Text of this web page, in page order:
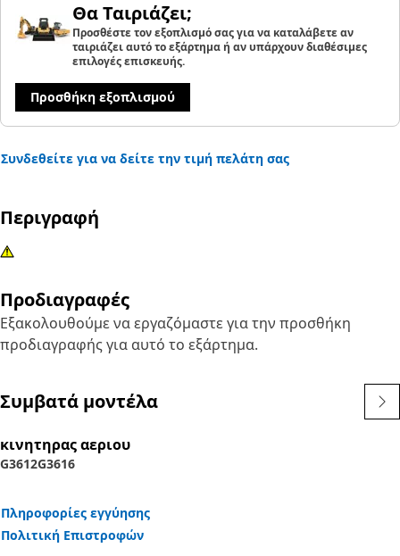
Θα Ταιριάζει;
Προσθέστε τον εξοπλισμό σας για να καταλάβετε αν
ταιριάζει αυτό το εξάρτημα ή αν υπάρχουν διαθέσιμες
επιλογές επισκευής.
Προσθήκη εξοπλισμού
Συνδεθείτε για να δείτε την τιμή πελάτη σας
Περιγραφή
Προδιαγραφές
Εξακολουθούμε να εργαζόμαστε για την προσθήκη
προδιαγραφής για αυτό το εξάρτημα.
Συμβατά μοντέλα
κινητηρας αεριου
G3612G3616
Πληροφορίες εγγύησης
Πολιτική Επιστροφών